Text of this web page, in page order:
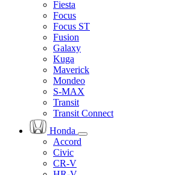
Fiesta
Focus
Focus ST
Fusion
Galaxy
Kuga
Maverick
Mondeo
S-MAX
Transit
Transit Connect
Honda
Accord
Civic
CR-V